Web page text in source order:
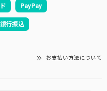
PayPay
銀行振込
お支払い方法について